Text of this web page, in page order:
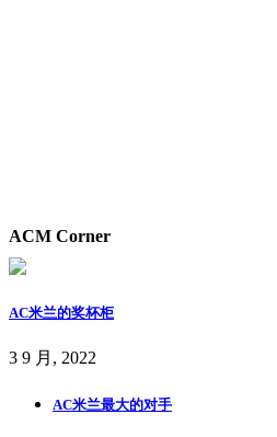
ACM Corner
AC米兰的奖杯柜
3 9 月, 2022
AC米兰最大的对手